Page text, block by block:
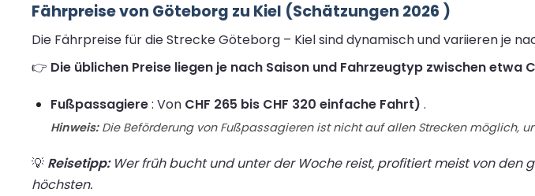
Fährpreise von Göteborg zu Kiel (Schätzungen 2026 )
Die Fährpreise für die Strecke Göteborg – Kiel sind dynamisch und variieren je
👉 Die üblichen Preise liegen je nach Saison und Fahrzeugtyp zwischen etwa
Fußpassagiere: Von CHF 265 bis CHF 320 einfache Fahrt) .
Hinweis:Die Beförderung von Fußpassagieren ist nicht auf allen Strecken möglich,
💡 Reisetipp:Wer früh bucht und unter der Woche reist, profitiert meist von den
höchsten.